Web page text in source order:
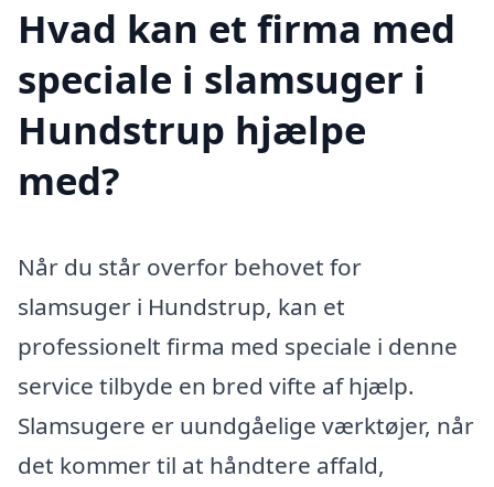
Hvad kan et firma med
speciale i slamsuger i
Hundstrup hjælpe
med?
Når du står overfor behovet for
slamsuger i Hundstrup, kan et
professionelt firma med speciale i denne
service tilbyde en bred vifte af hjælp.
Slamsugere er uundgåelige værktøjer, når
det kommer til at håndtere affald,